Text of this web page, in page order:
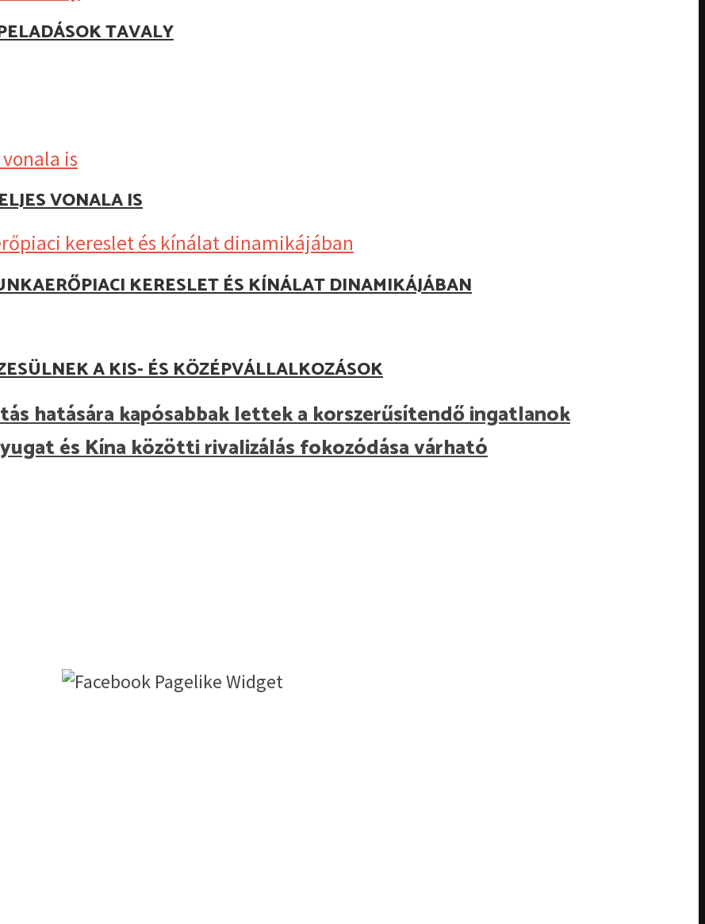
TAVALY
VONALA IS
KERESLET ÉS KÍNÁLAT DINAMIKÁJÁBAN
A KIS- ÉS KÖZÉPVÁLLALKOZÁSOK
hatására kapósabbak lettek a korszerűsítendő ingatlanok
és Kína közötti rivalizálás fokozódása várható